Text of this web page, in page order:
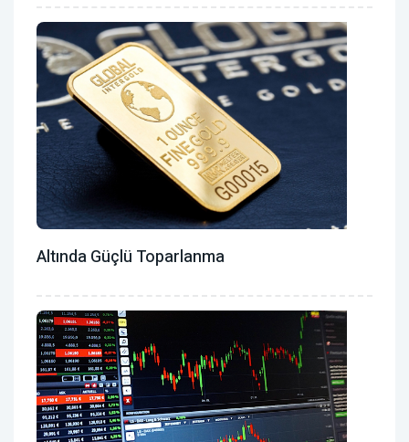
Altında Güçlü Toparlanma